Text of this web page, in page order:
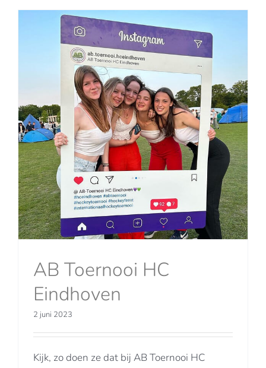
AB Toernooi HC
Eindhoven
2 juni 2023
Kijk, zo doen ze dat bij AB Toernooi HC